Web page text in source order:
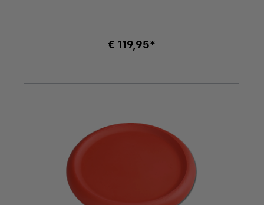
€ 119,95*